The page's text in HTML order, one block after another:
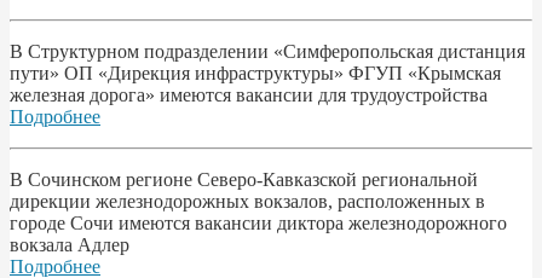
В Структурном подразделении «Симферопольская дистанция
пути» ОП «Дирекция инфраструктуры» ФГУП «Крымская
железная дорога» имеются вакансии для трудоустройства
Подробнее
В Сочинском регионе Северо-Кавказской региональной
дирекции железнодорожных вокзалов, расположенных в
городе Сочи имеются вакансии диктора железнодорожного
вокзала Адлер
Подробнее